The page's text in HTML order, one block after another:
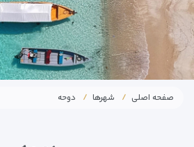
صفحه اصلی شهرها دوحه